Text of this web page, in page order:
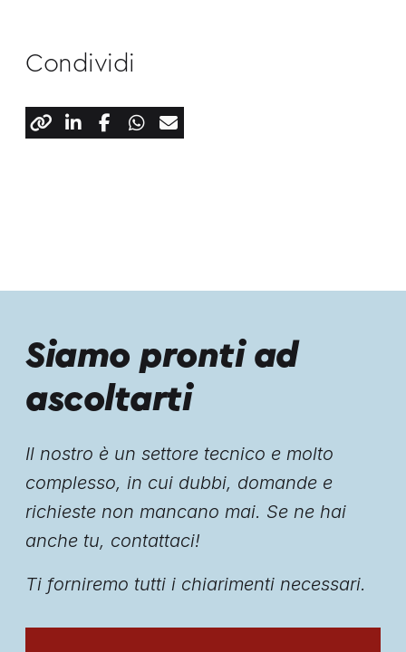
Condividi
Siamo pronti ad
ascoltarti
Il nostro è un settore tecnico e molto
complesso, in cui dubbi, domande e
richieste non mancano mai. Se ne hai
anche tu, contattaci!
Ti forniremo tutti i chiarimenti necessari.